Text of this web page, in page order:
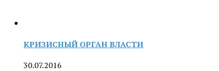
КРИЗИСНЫЙ ОРГАН ВЛАСТИ
30.07.2016